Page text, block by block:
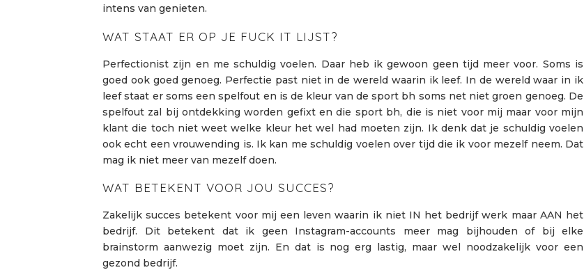
intens van genieten.
WAT STAAT ER OP JE FUCK IT LIJST?
Perfectionist zijn en me schuldig voelen. Daar heb ik gewoon geen tijd meer voor. Soms is
goed ook goed genoeg. Perfectie past niet in de wereld waarin ik leef. In de wereld waar in ik
leef staat er soms een spelfout en is de kleur van de sport bh soms net niet groen genoeg. De
spelfout zal bij ontdekking worden gefixt en die sport bh, die is niet voor mij maar voor mijn
klant die toch niet weet welke kleur het wel had moeten zijn. Ik denk dat je schuldig voelen
ook echt een vrouwending is. Ik kan me schuldig voelen over tijd die ik voor mezelf neem. Dat
mag ik niet meer van mezelf doen.
WAT BETEKENT VOOR JOU SUCCES?
Zakelijk succes betekent voor mij een leven waarin ik niet IN het bedrijf werk maar AAN het
bedrijf. Dit betekent dat ik geen Instagram-accounts meer mag bijhouden of bij elke
brainstorm aanwezig moet zijn. En dat is nog erg lastig, maar wel noodzakelijk voor een
gezond bedrijf.